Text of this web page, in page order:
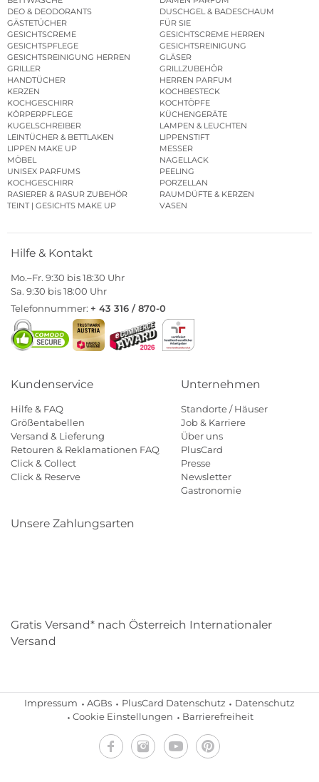
DEO & DEODORANTS
DUSCHGEL & BADESCHAUM
GÄSTETÜCHER
FÜR SIE
GESICHTSCREME
GESICHTSCREME HERREN
GESICHTSPFLEGE
GESICHTSREINIGUNG
GESICHTSREINIGUNG HERREN
GLÄSER
GRILLER
GRILLZUBEHÖR
HANDTÜCHER
HERREN PARFUM
KERZEN
KOCHBESTECK
KOCHGESCHIRR
KOCHTÖPFE
KÖRPERPFLEGE
KÜCHENGERÄTE
KUGELSCHREIBER
LAMPEN & LEUCHTEN
LEINTÜCHER & BETTLAKEN
LIPPENSTIFT
LIPPEN MAKE UP
MESSER
MÖBEL
NAGELLACK
UNISEX PARFUMS
PEELING
KOCHGESCHIRR
PORZELLAN
RASIERER & RASUR ZUBEHÖR
RAUMDÜFTE & KERZEN
TEINT | GESICHTS MAKE UP
VASEN
Hilfe & Kontakt
Mo.–Fr. 9:30 bis 18:30 Uhr
Sa. 9:30 bis 18:00 Uhr
Telefonnummer: + 43 316 / 870-0
Kundenservice
Hilfe & FAQ
Größentabellen
Versand & Lieferung
Retouren & Reklamationen FAQ
Click & Collect
Click & Reserve
Unternehmen
Standorte / Häuser
Job & Karriere
Über uns
PlusCard
Presse
Newsletter
Gastronomie
Unsere Zahlungsarten
Gratis Versand* nach Österreich Internationaler
Versand
Impressum AGBs PlusCard Datenschutz
Datenschutz
Cookie Einstellungen
Barrierefreiheit